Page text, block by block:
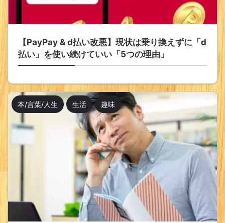
【PayPay & d払い改悪】現状は乗り換えずに「d
払い」を使い続けていい「5つの理由」
本/言葉/人生 生活 趣味